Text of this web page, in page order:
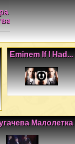
Eminem If I Had...
Малолетка